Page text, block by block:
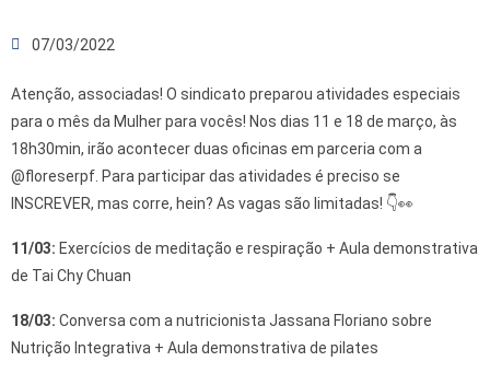
07/03/2022
Atenção, associadas! O sindicato preparou atividades especiais
para o mês da Mulher para vocês! Nos dias 11 e 18 de março, às
18h30min, irão acontecer duas oficinas em parceria com a
@floreserpf. Para participar das atividades é preciso se
INSCREVER, mas corre, hein? As vagas são limitadas! 👇👀
11/03: Exercícios de meditação e respiração + Aula demonstrativa
de Tai Chy Chuan
18/03: Conversa com a nutricionista Jassana Floriano sobre
Nutrição Integrativa + Aula demonstrativa de pilates